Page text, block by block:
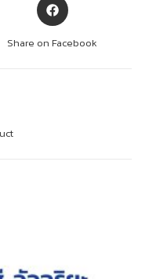
Share on Facebook